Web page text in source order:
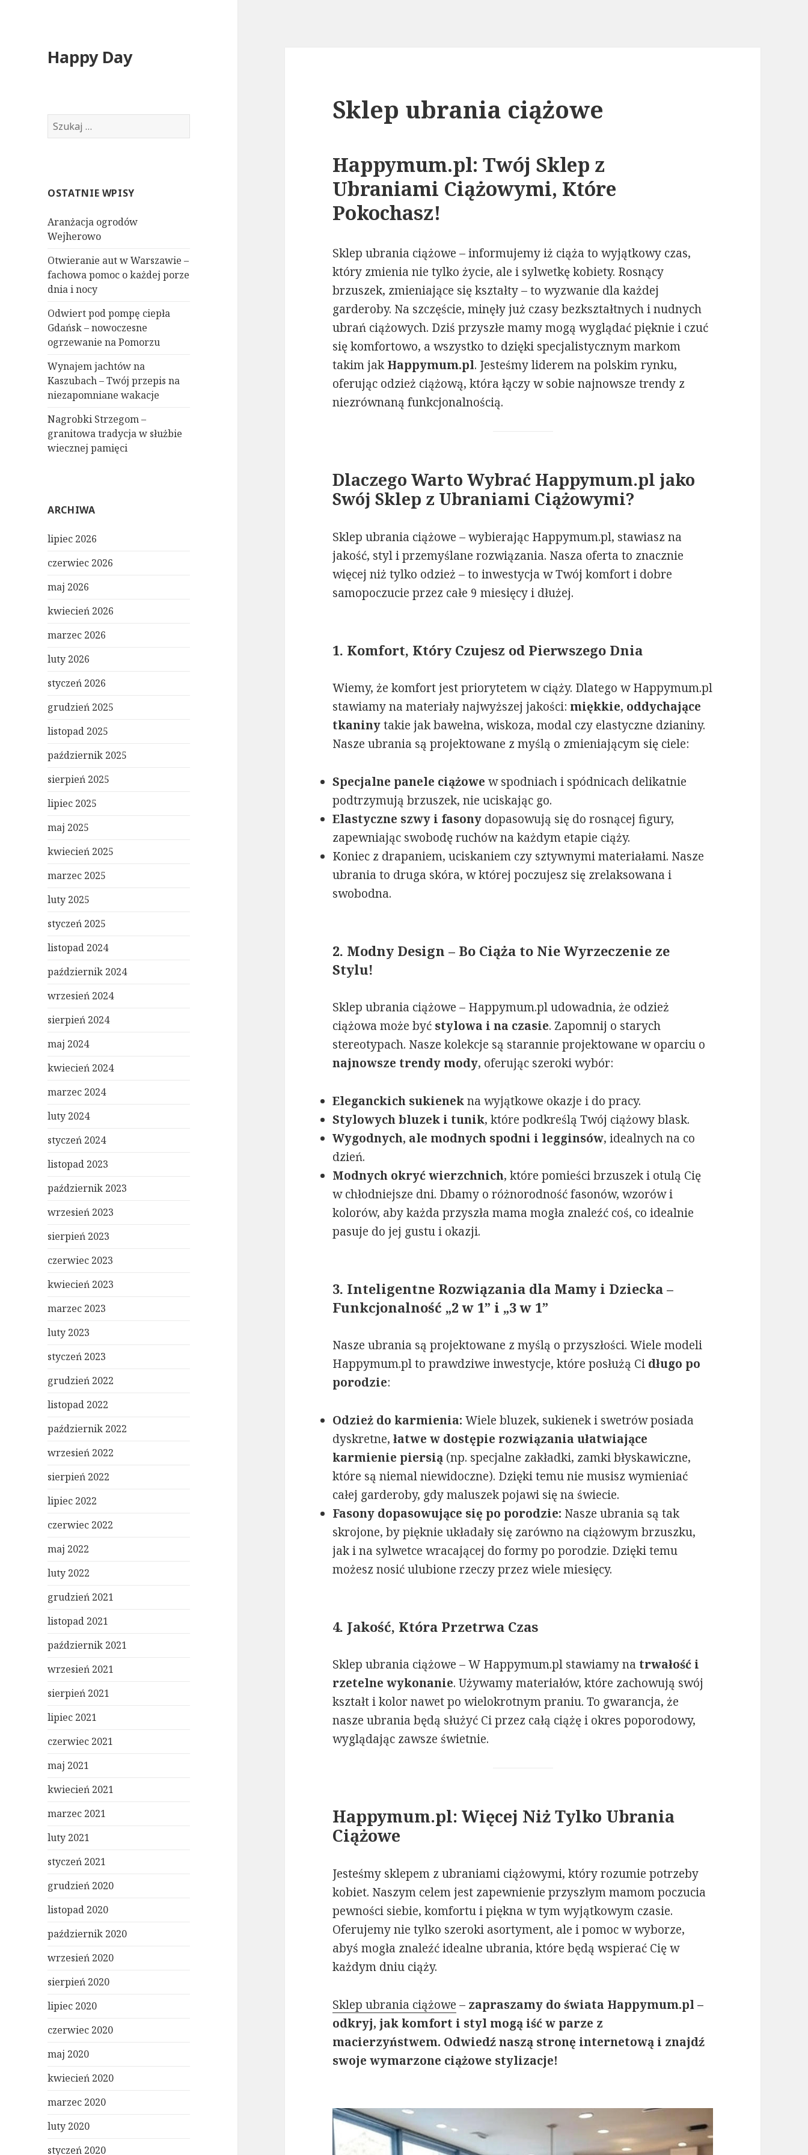
Happy Day
Szukaj:
OSTATNIE WPISY
Aranżacja ogrodów
Wejherowo
Otwieranie aut w Warszawie –
fachowa pomoc o każdej porze
dnia i nocy
Odwiert pod pompę ciepła
Gdańsk – nowoczesne
ogrzewanie na Pomorzu
Wynajem jachtów na
Kaszubach – Twój przepis na
niezapomniane wakacje
Nagrobki Strzegom –
granitowa tradycja w służbie
wiecznej pamięci
ARCHIWA
lipiec 2026
czerwiec 2026
maj 2026
kwiecień 2026
marzec 2026
luty 2026
styczeń 2026
grudzień 2025
listopad 2025
październik 2025
sierpień 2025
lipiec 2025
maj 2025
kwiecień 2025
marzec 2025
luty 2025
styczeń 2025
listopad 2024
październik 2024
wrzesień 2024
sierpień 2024
maj 2024
kwiecień 2024
marzec 2024
luty 2024
styczeń 2024
listopad 2023
październik 2023
wrzesień 2023
sierpień 2023
czerwiec 2023
kwiecień 2023
marzec 2023
luty 2023
styczeń 2023
grudzień 2022
listopad 2022
październik 2022
wrzesień 2022
sierpień 2022
lipiec 2022
czerwiec 2022
maj 2022
luty 2022
grudzień 2021
listopad 2021
październik 2021
wrzesień 2021
sierpień 2021
lipiec 2021
czerwiec 2021
maj 2021
kwiecień 2021
marzec 2021
luty 2021
styczeń 2021
grudzień 2020
listopad 2020
październik 2020
wrzesień 2020
sierpień 2020
lipiec 2020
czerwiec 2020
maj 2020
kwiecień 2020
marzec 2020
luty 2020
styczeń 2020
Sklep ubrania ciążowe
Happymum.pl: Twój Sklep z
Ubraniami Ciążowymi, Które
Pokochasz!
Sklep ubrania ciążowe – informujemy iż ciąża to wyjątkowy czas,
który zmienia nie tylko życie, ale i sylwetkę kobiety. Rosnący
brzuszek, zmieniające się kształty – to wyzwanie dla każdej
garderoby. Na szczęście, minęły już czasy bezkształtnych i nudnych
ubrań ciążowych. Dziś przyszłe mamy mogą wyglądać pięknie i czuć
się komfortowo, a wszystko to dzięki specjalistycznym markom
takim jakHappymum.pl. Jesteśmy liderem na polskim rynku,
oferując odzież ciążową, która łączy w sobie najnowsze trendy z
niezrównaną funkcjonalnością.
Dlaczego Warto Wybrać Happymum.pl jako
Swój Sklep z Ubraniami Ciążowymi?
Sklep ubrania ciążowe – wybierając Happymum.pl, stawiasz na
jakość, styl i przemyślane rozwiązania. Nasza oferta to znacznie
więcej niż tylko odzież – to inwestycja w Twój komfort i dobre
samopoczucie przez całe 9 miesięcy i dłużej.
1. Komfort, Który Czujesz od Pierwszego Dnia
Wiemy, że komfort jest priorytetem w ciąży. Dlatego w Happymum.pl
stawiamy na materiały najwyższej jakości: miękkie, oddychające
tkaninytakie jak bawełna, wiskoza, modal czy elastyczne dzianiny.
Nasze ubrania są projektowane z myślą o zmieniającym się ciele:
Specjalne panele ciążowe w spodniach i spódnicach delikatnie
podtrzymują brzuszek, nie uciskając go.
Elastyczne szwy i fasony dopasowują się do rosnącej figury,
zapewniając swobodę ruchów na każdym etapie ciąży.
Koniec z drapaniem, uciskaniem czy sztywnymi materiałami. Nasze
ubrania to druga skóra, w której poczujesz się zrelaksowana i
swobodna.
2. Modny Design – Bo Ciąża to Nie Wyrzeczenie ze
Stylu!
Sklep ubrania ciążowe – Happymum.pl udowadnia, że odzież
ciążowa może być stylowa i na czasie. Zapomnij o starych
stereotypach. Nasze kolekcje są starannie projektowane w oparciu o
najnowsze trendy mody, oferując szeroki wybór:
Eleganckich sukienekna wyjątkowe okazje i do pracy.
Stylowych bluzek i tunik, które podkreślą Twój ciążowy blask.
Wygodnych, ale modnych spodni i legginsów, idealnych na co
dzień.
Modnych okryć wierzchnich, które pomieści brzuszek i otulą Cię
w chłodniejsze dni. Dbamy o różnorodność fasonów, wzorów i
kolorów, aby każda przyszła mama mogła znaleźć coś, co idealnie
pasuje do jej gustu i okazji.
3. Inteligentne Rozwiązania dla Mamy i Dziecka –
Funkcjonalność „2 w 1” i „3 w 1”
Nasze ubrania są projektowane z myślą o przyszłości. Wiele modeli
Happymum.pl to prawdziwe inwestycje, które posłużą Ci długo po
porodzie:
Odzież do karmienia: Wiele bluzek, sukienek i swetrów posiada
dyskretne,łatwe w dostępie rozwiązania ułatwiające
karmienie piersią (np. specjalne zakładki, zamki błyskawiczne,
które są niemal niewidoczne). Dzięki temu nie musisz wymieniać
całej garderoby, gdy maluszek pojawi się na świecie.
Fasony dopasowujące się po porodzie: Nasze ubrania są tak
skrojone, by pięknie układały się zarówno na ciążowym brzuszku,
jak i na sylwetce wracającej do formy po porodzie. Dzięki temu
możesz nosić ulubione rzeczy przez wiele miesięcy.
4. Jakość, Która Przetrwa Czas
Sklep ubrania ciążowe – W Happymum.pl stawiamy na trwałość i
rzetelne wykonanie. Używamy materiałów, które zachowują swój
kształt i kolor nawet po wielokrotnym praniu. To gwarancja, że
nasze ubrania będą służyć Ci przez całą ciążę i okres poporodowy,
wyglądając zawsze świetnie.
Happymum.pl: Więcej Niż Tylko Ubrania
Ciążowe
Jesteśmy sklepem z ubraniami ciążowymi, który rozumie potrzeby
kobiet. Naszym celem jest zapewnienie przyszłym mamom poczucia
pewności siebie, komfortu i piękna w tym wyjątkowym czasie.
Oferujemy nie tylko szeroki asortyment, ale i pomoc w wyborze,
abyś mogła znaleźć idealne ubrania, które będą wspierać Cię w
każdym dniu ciąży.
Sklep ubrania ciążowe – zapraszamy do świata Happymum.pl –
odkryj, jak komfort i styl mogą iść w parze z
macierzyństwem. Odwiedź naszą stronę internetową i znajdź
swoje wymarzone ciążowe stylizacje!